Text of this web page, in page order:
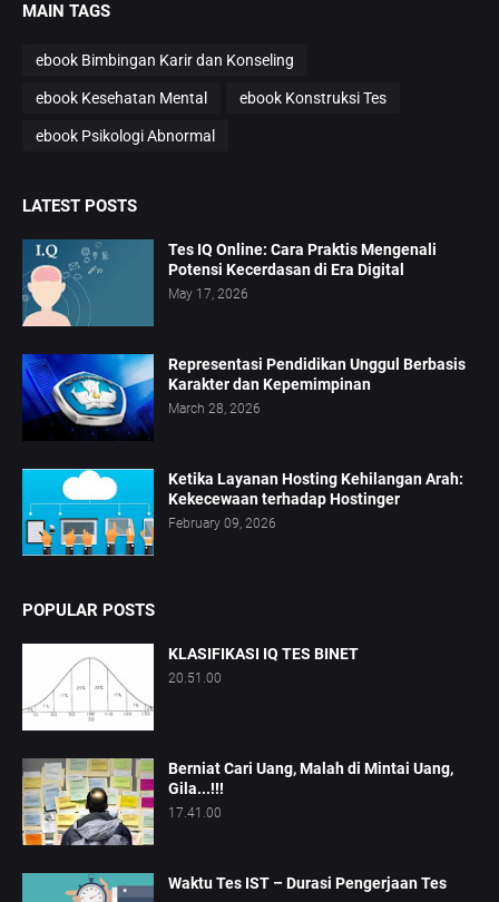
MAIN TAGS
ebook Bimbingan Karir dan Konseling
ebook Kesehatan Mental ebook Konstruksi Tes
ebook Psikologi Abnormal
LATEST POSTS
Tes IQ Online: Cara Praktis Mengenali
Potensi Kecerdasan di Era Digital
May 17, 2026
Representasi Pendidikan Unggul Berbasis
Karakter dan Kepemimpinan
March 28, 2026
Ketika Layanan Hosting Kehilangan Arah:
Kekecewaan terhadap Hostinger
February 09, 2026
POPULAR POSTS
KLASIFIKASI IQ TES BINET
20.51.00
Berniat Cari Uang, Malah di Mintai Uang,
Gila...!!!
17.41.00
Waktu Tes IST – Durasi Pengerjaan Tes